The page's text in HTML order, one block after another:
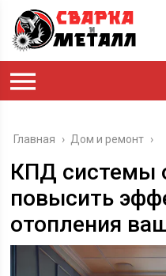
Главная › Дом и ремонт ›
КПД системы
повысить
отопления